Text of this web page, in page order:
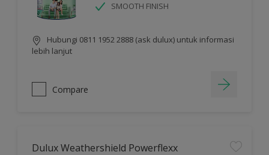
SMOOTH FINISH
Hubungi 0811 1952 2888 (ask dulux) untuk informasi
lebih lanjut
Compare
Dulux Weathershield Powerflexx